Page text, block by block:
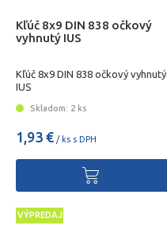
Kľúč 8x9 DIN 838 očkový
vyhnutý IUS
Kľúč 8x9 DIN 838 očkový vyhnutý
IUS
Skladom: 2 ks
1,93 € / ks s DPH
VÝPREDAJ